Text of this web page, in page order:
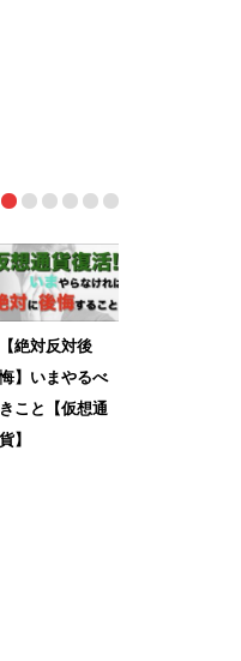
【絶対反対後
悔】いまやるべ
きこと【仮想通
貨】